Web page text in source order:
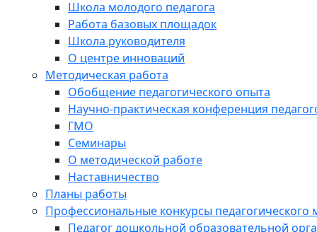
Школа молодого педагога
Работа базовых площадок
Школа руководителя
О центре инноваций
Методическая работа
Обобщение педагогического опыта
Научно-практическая конференция
ГМО
Семинары
О методической работе
Наставничество
Планы работы
Профессиональные конкурсы педагогического
Педагог дошкольной образовательной